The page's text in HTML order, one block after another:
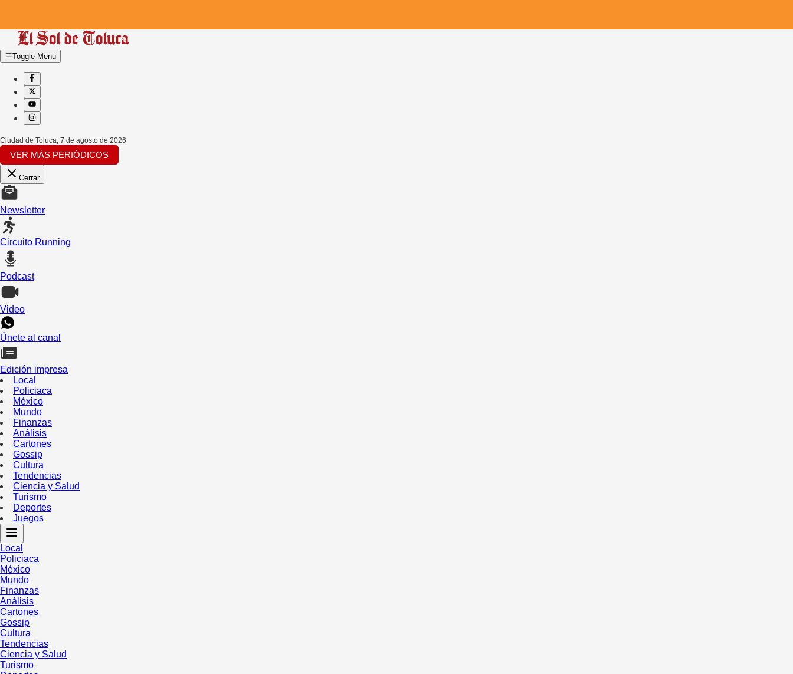
Toggle Menu
Ciudad de Toluca 7 de agosto de 2026
VER MÁS PERIÓDICOS
Cerrar
Newsletter
Circuito Running
Podcast
Video
Únete al canal
Edición impresa
Local
Policiaca
México
Mundo
Finanzas
Análisis
Cartones
Gossip
Cultura
Tendencias
Ciencia y Salud
Turismo
Deportes
Juegos
Local
Policiaca
México
Mundo
Finanzas
Análisis
Cartones
Gossip
Cultura
Tendencias
Ciencia y Salud
Turismo